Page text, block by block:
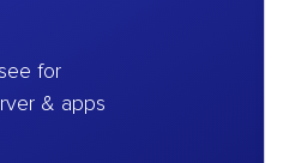
for
& apps